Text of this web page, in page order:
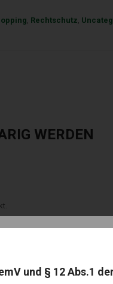
, Rechtschutz,
WERDEN
gleich dort. Die technische
STELLT SICH
und § 12 Abs.1